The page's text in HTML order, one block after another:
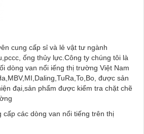
cung cấp sỉ và lẻ vật tư ngành
ống thủy lực.Công ty chúng tôi là
dòng van nổi iếng thị trường Việt Nam
được sản
đại,sản phẩm được kiểm tra chặt chẽ
cấp các dòng van nổi tiếng trên thị